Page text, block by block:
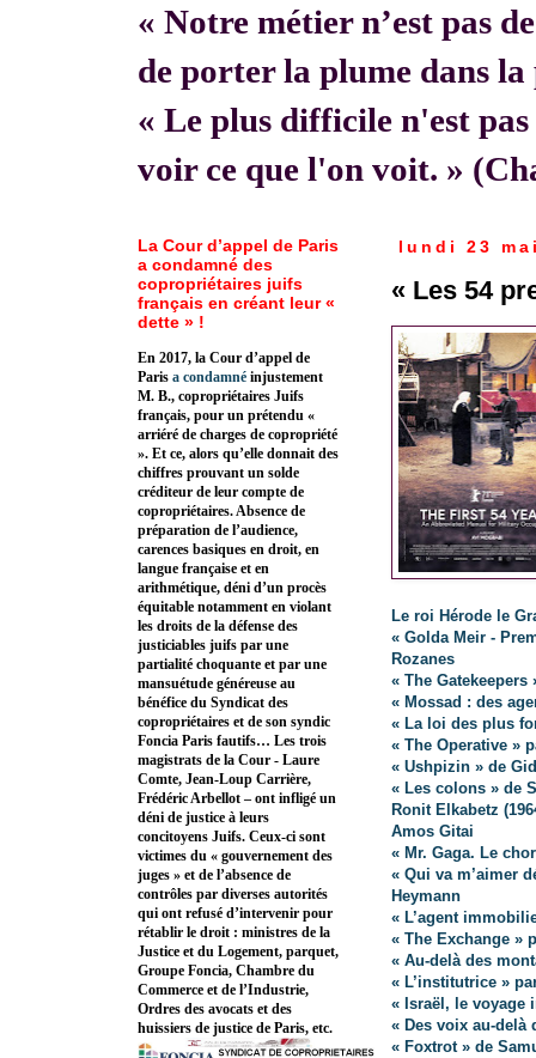
« Notre métier n’est pas
de porter la plume dans
« Le plus difficile n'est
voir ce que l'on voit. »
lundi 23
« Les 54
Le roi Hérode le
« Golda Meir -
Rozanes
« The Gatekeepers
« Mossad : des
« La loi des plus
« The Operative »
« Ushpizin » de
« Les colons » de
Ronit Elkabetz
Amos Gitai
« Mr. Gaga. Le
« Qui va m’aimer
Heymann
« L’agent
« The Exchange »
« Au-delà des
« L’institutrice »
« Israël, le voyage
« Des voix au-delà
« Foxtrot » de
La Cour d’appel de Paris
a condamné des
copropriétaires juifs
français en créant leur «
dette » !
En 2017, la Cour d’appel de
Paris a condamné injustement
M. B., copropriétaires Juifs
français, pour un prétendu «
arriéré de charges de copropriété
». Et ce, alors qu’elle donnait des
chiffres prouvant un solde
créditeur de leur compte de
copropriétaires. Absence de
préparation de l’audience,
carences basiques en droit, en
langue française et en
arithmétique, déni d’un procès
équitable notamment en violant
les droits de la défense des
justiciables juifs par une
partialité choquante et par une
mansuétude généreuse au
bénéfice du Syndicat des
copropriétaires et de son syndic
Foncia Paris fautifs… Les trois
magistrats de la Cour - Laure
Comte, Jean-Loup Carrière,
Frédéric Arbellot – ont infligé un
déni de justice à leurs
concitoyens Juifs. Ceux-ci sont
victimes du « gouvernement des
juges » et de l’absence de
contrôles par diverses autorités
qui ont refusé d’intervenir pour
rétablir le droit : ministres de la
Justice et du Logement, parquet,
Groupe Foncia, Chambre du
Commerce et de l’Industrie,
Ordres des avocats et des
huissiers de justice de Paris, etc.